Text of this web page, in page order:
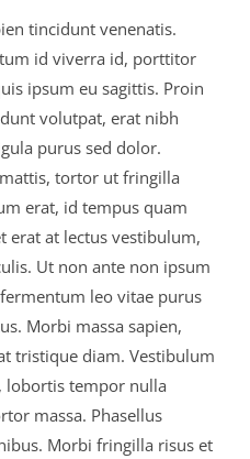
tincidunt venenatis.
id viverra id, porttitor
ipsum eu sagittis. Proin
volutpat, erat nibh
purus sed dolor.
tortor ut fringilla
erat, id tempus quam
erat at lectus vestibulum,
Ut non ante non ipsum
leo vitae purus
Morbi massa sapien,
tristique diam. Vestibulum
tempor nulla
massa. Phasellus
Morbi fringilla risus et